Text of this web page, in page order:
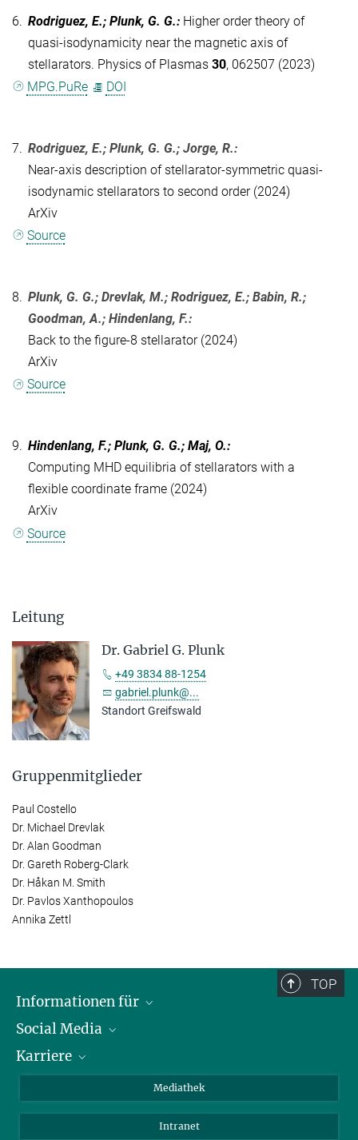
6. Rodriguez, E.; Plunk, G. G.: Higher order theory of
quasi-isodynamicity near the magnetic axis of
stellarators. Physics of Plasmas 30, 062507 (2023)
MPG.PuRe
DOI
7. Rodriguez, E.; Plunk, G. G.; Jorge, R.:
Near-axis description of stellarator-symmetric quasi-
isodynamic stellarators to second order (2024)
ArXiv
Source
8. Plunk, G. G.; Drevlak, M.; Rodriguez, E.; Babin, R.;
Goodman, A.; Hindenlang, F.:
Back to the figure-8 stellarator (2024)
ArXiv
Source
9. Hindenlang, F.; Plunk, G. G.; Maj, O.:
Computing MHD equilibria of stellarators with a
flexible coordinate frame (2024)
ArXiv
Source
Leitung
Dr. Gabriel G. Plunk
+49 3834 88-1254
gabriel.plunk@...
Standort Greifswald
Gruppenmitglieder
Paul Costello
Dr. Michael Drevlak
Dr. Alan Goodman
Dr. Gareth Roberg-Clark
Dr. Håkan M. Smith
Dr. Pavlos Xanthopoulos
Annika Zettl
TOP
Informationen für
Journalisten
Schule
Social Media
LinkedIn
YouTube
Karriere
Mediathek
Intranet